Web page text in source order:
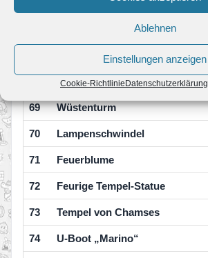
Ablehnen
Einstellungen anzeigen
Cookie-RichtlinieDatenschutzerklärung
Palasthotel Snif City
Ringtrainer
Gold-Snifit-Statue
69 Wüstenturm
70 Lampenschwindel
71 Feuerblume
72 Feurige Tempel-Statue
73 Tempel von Chamses
74 U-Boot „Marino“